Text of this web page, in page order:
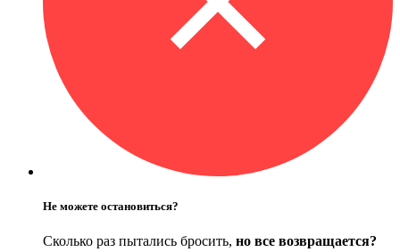
Не можете остановиться?
Сколько раз пытались бросить, но все возвращается?